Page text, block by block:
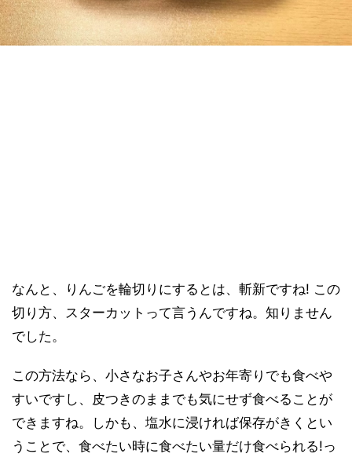
なんと、りんごを輪切りにするとは、斬新ですね! この
切り方、スターカットって言うんですね。知りません
でした。
この方法なら、小さなお子さんやお年寄りでも食べや
すいですし、皮つきのままでも気にせず食べることが
できますね。しかも、塩水に浸ければ保存がきくとい
うことで、食べたい時に食べたい量だけ食べられる!っ